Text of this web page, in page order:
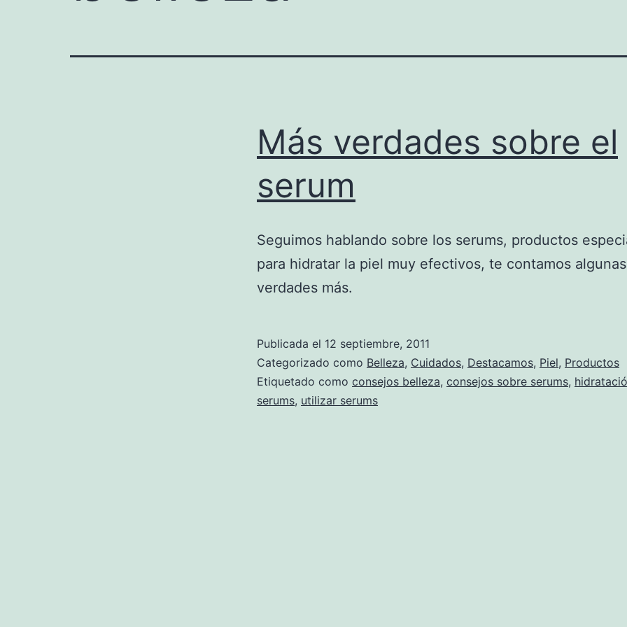
Más verdades sobre el
serum
Seguimos hablando sobre los serums, productos
para hidratar la piel muy efectivos, te contamos algunas
verdades más.
Publicada el 12 septiembre, 2011
Categorizado como Belleza, Cuidados, Destacamos, Piel, Productos
Etiquetado como consejos belleza, consejos sobre serums,
serums, utilizar serums